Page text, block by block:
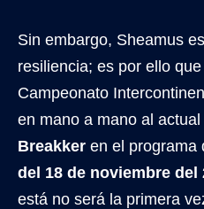
Sin embargo, Sheamus
resiliencia; es por ello
Campeonato
en mano a mano al
Breakker en el programa
del 18 de noviembre del
está no será la primera